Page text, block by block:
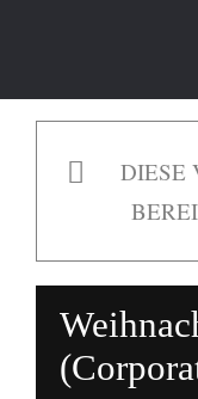
springen
DIESE